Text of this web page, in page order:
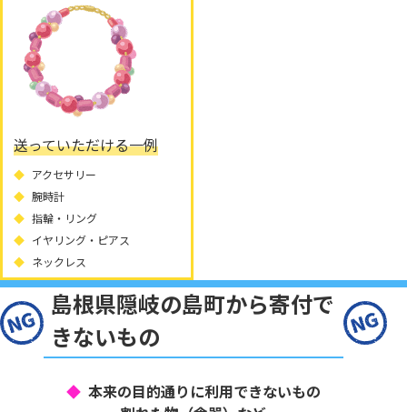
送っていただける一例
アクセサリー
腕時計
指輪・リング
イヤリング・ピアス
ネックレス
島根県隠岐の島町から寄付で
きないもの
本来の目的通りに利用できないもの